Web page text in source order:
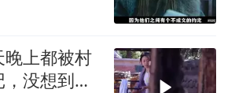
上都被村
没想到她